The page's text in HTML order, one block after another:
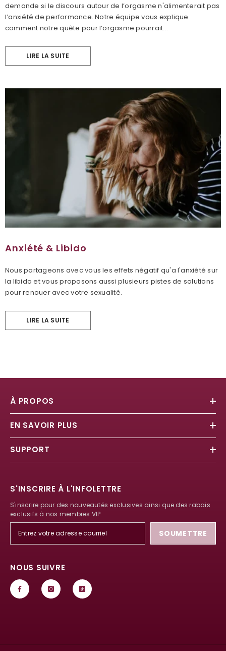
demande si le discours autour de l’orgasme n'alimenterait pas
l’anxiété de performance. Notre équipe vous explique
comment notre quête pour l’orgasme pourrait...
LIRE LA SUITE
Anxiété & Libido
Nous partageons avec vous les effets négatif qu'a l'anxiété sur
la libido et vous proposons aussi plusieurs pistes de solutions
pour renouer avec votre sexualité.
LIRE LA SUITE
À PROPOS
EN SAVOIR PLUS
SUPPORT
S'INSCRIRE À L'INFOLETTRE
S'inscrire pour des nouveautés exclusives ainsi que des rabais
exclusifs à nos membres VIP.
SOUMETTRE
NOUS SUIVRE